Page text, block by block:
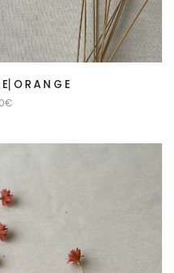
R A N G E
€